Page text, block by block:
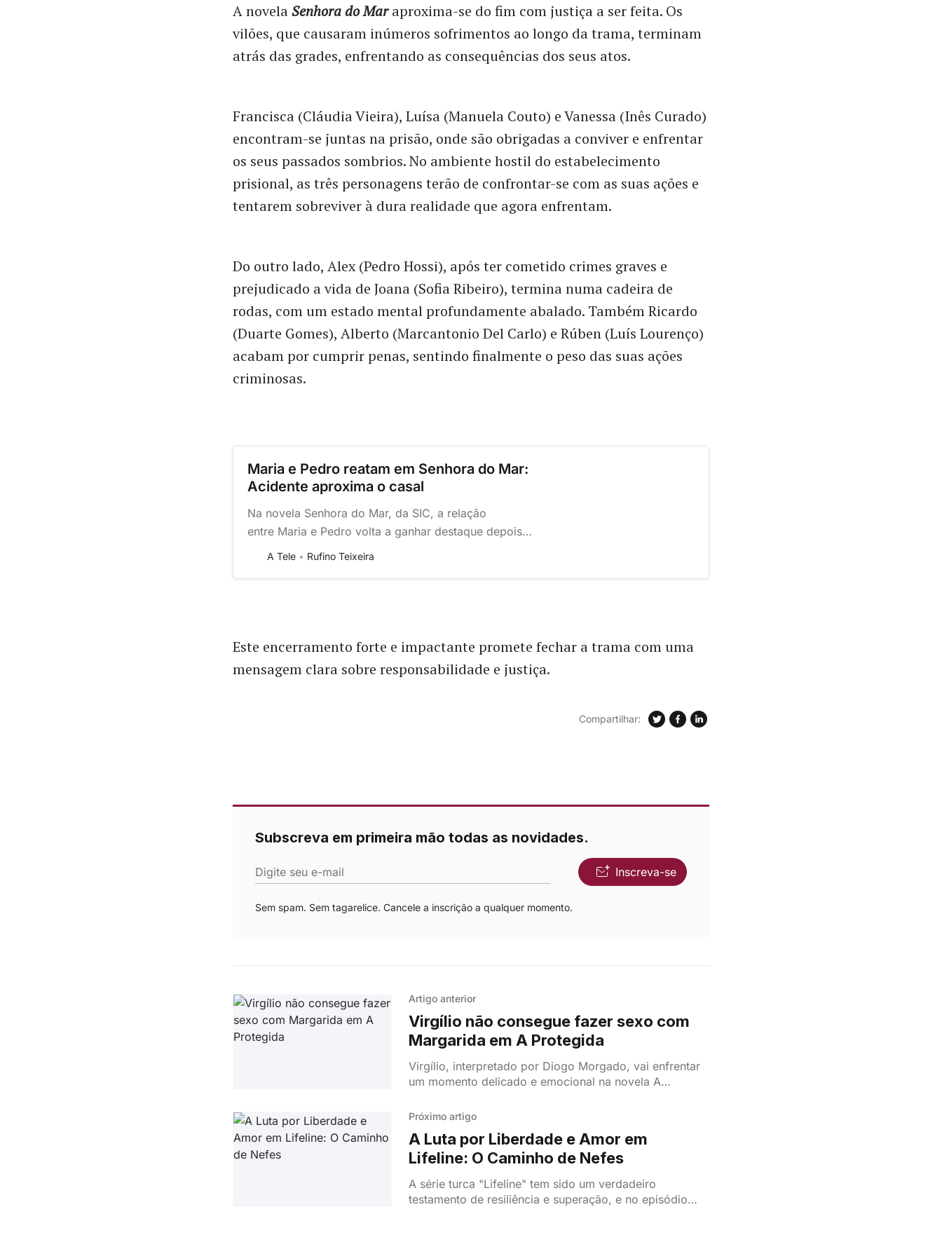
A novelaSenhora do Maraproxima-se do fim com justiça a ser feita. Os
vilões, que causaram inúmeros sofrimentos ao longo da trama, terminam
atrás das grades, enfrentando as consequências dos seus atos.
Francisca (Cláudia Vieira), Luísa (Manuela Couto) e Vanessa (Inês Curado)
encontram-se juntas na prisão, onde são obrigadas a conviver e enfrentar
os seus passados sombrios. No ambiente hostil do estabelecimento
prisional, as três personagens terão de confrontar-se com as suas ações e
tentarem sobreviver à dura realidade que agora enfrentam.
Do outro lado, Alex (Pedro Hossi), após ter cometido crimes graves e
prejudicado a vida de Joana (Sofia Ribeiro), termina numa cadeira de
rodas, com um estado mental profundamente abalado. Também Ricardo
(Duarte Gomes), Alberto (Marcantonio Del Carlo) e Rúben (Luís Lourenço)
acabam por cumprir penas, sentindo finalmente o peso das suas ações
criminosas.
Maria e Pedro reatam em Senhora do Mar:
Acidente aproxima o casal
Na novela Senhora do Mar, da SIC, a relação
entre Maria e Pedro volta a ganhar destaque depois
de um grave acidente. A neta de Abel sofre uma
A Tele Rufino Teixeira
Este encerramento forte e impactante promete fechar a trama com uma
mensagem clara sobre responsabilidade e justiça.
Compartilhar:
Subscreva em primeira mão todas as novidades.
Digite seu e-mail Inscreva-se
Sem spam. Sem tagarelice. Cancele a inscrição a qualquer momento.
Artigo anterior
Virgílio não consegue fazer sexo com
Margarida em A Protegida
Virgílio, interpretado por Diogo Morgado, vai enfrentar
um momento delicado e emocional na novela A
(Inês Herédia) para
Próximo artigo
A Luta por Liberdade e Amor em
Lifeline: O Caminho de Nefes
A série turca "Lifeline" tem sido um verdadeiro
testamento de resiliência e superação, e no episódio